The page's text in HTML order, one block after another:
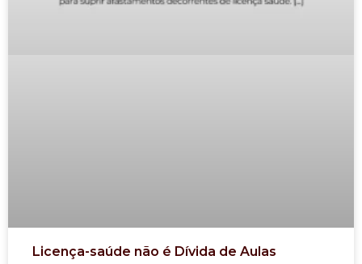
Licença-saúde não é Dívida de Aulas